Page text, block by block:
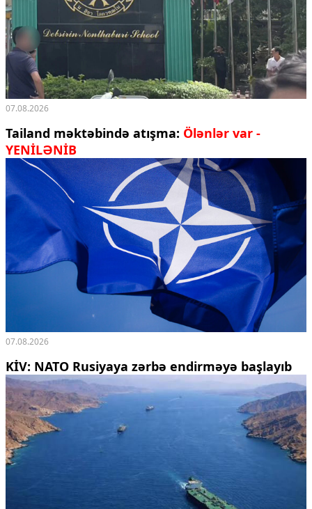
07.08.2026
Tailand məktəbində atışma: Ölənlər var -
YENİLƏNİB
07.08.2026
KİV: NATO Rusiyaya zərbə endirməyə başlayıb